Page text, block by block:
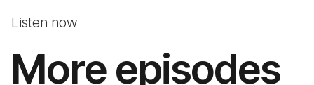
Listen now
More episodes